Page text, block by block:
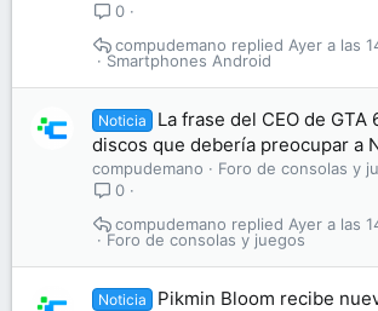
0
Smartphones Android
Ayer a las
compudemano
Noticia
La frase del CEO de GTA
discos que debería preocupar a
compudemano
Foro de consolas y
0
Foro de consolas y juegos
Ayer a las
compudemano
Noticia
Pikmin Bloom recibe